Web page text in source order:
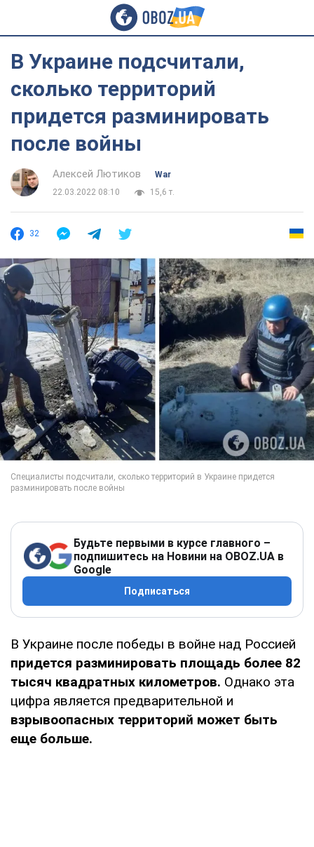
В Украине подсчитали,
сколько территорий
придется разминировать
после войны
Алексей Лютиков
War
22.03.2022 08:10
15,6 т.
32
Будьте первыми в курсе главного –
подпишитесь на Новини на OBOZ.UA в
Google
Подписаться
В Украине после победы в войне над Россией
придется разминировать площадь более 82
тысяч квадратных километров. Однако эта
цифра является предварительной и
взрывоопасных территорий может быть
еще больше.